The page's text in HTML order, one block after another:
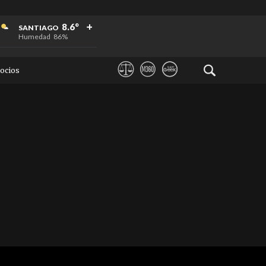
SANTIAGO 8.6°
Humedad 86%
+
+
+